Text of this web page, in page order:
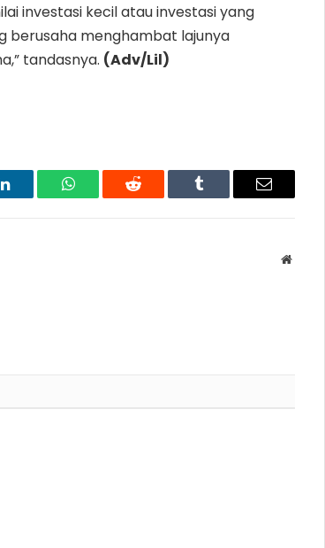
investasi kecil atau investasi yang
berusaha menghambat lajunya
tandasnya. (Adv/Lil)
LinkedIn WhatsAppReddit Tumblr Email
Website